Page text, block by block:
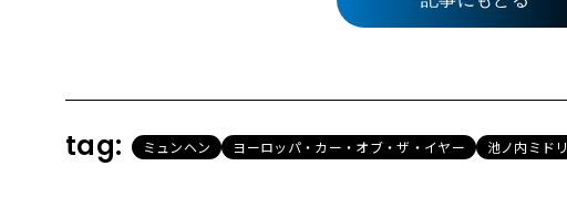
tag: ミュンヘン ヨーロッパ・カー・オブ・ザ・イヤー 池ノ内ミドリ